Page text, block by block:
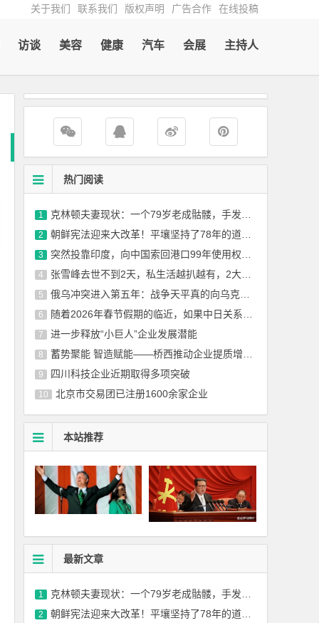
关于我们 联系我们 版权声明 广告合作 在线投稿
访谈 美容 健康 汽车 会展 主持人
热门阅读
1 克林顿夫妻现状：一个79岁老成骷髅，手发抖，另一个78岁中气十足
2 朝鲜宪法迎来大改革！平壤坚持了78年的道路，要被金正恩亲手放弃了
3 突然投靠印度，向中国索回港口99年使用权，中方：赔偿金一分不能少！
4 张雪峰去世不到2天，私生活越扒越有，2大爱好成催命符 名下无房
5 俄乌冲突进入第五年：战争天平真的向乌克兰倾斜了吗？
6 随着2026年春节假期的临近，如果中日关系没有实质性改善，赴日出行需求很难
7 进一步释放“小巨人”企业发展潜能
8 蓄势聚能 智造赋能——桥西推动企业提质增效，向新而行
9 四川科技企业近期取得多项突破
10 北京市交易团已注册1600余家企业
本站推荐
最新文章
1 克林顿夫妻现状：一个79岁老成骷髅，手发抖，另一个78岁中气十足
2 朝鲜宪法迎来大改革！平壤坚持了78年的道路，要被金正恩亲手放弃了